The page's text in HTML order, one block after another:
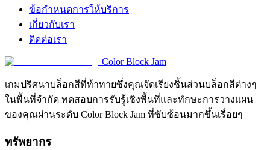
ข้อกำหนดการให้บริการ
เกี่ยวกับเรา
ติดต่อเรา
Color Block Jam
เกมปริศนาบล็อกสีที่ท้าทายซึ่งคุณจัดเรียงชิ้นส่วนบล็อกสีต่างๆ
ในพื้นที่จำกัด ทดสอบการรับรู้เชิงพื้นที่และทักษะการวางแผน
ของคุณผ่านระดับ Color Block Jam ที่ซับซ้อนมากขึ้นเรื่อยๆ
ทรัพยากร